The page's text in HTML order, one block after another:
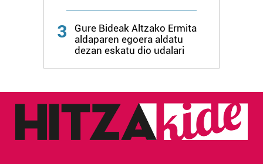
3
Gure Bideak Altzako Ermita
aldaparen egoera aldatu
dezan eskatu dio udalari